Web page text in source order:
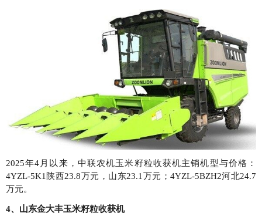
2025年4月以来，中联农机玉米籽粒收获机主销机型与价格：
4YZL-5K1陕西23.8万元，山东23.1万元；4YZL-5BZH2河北24.7
万元。
4、山东金大丰玉米籽粒收获机